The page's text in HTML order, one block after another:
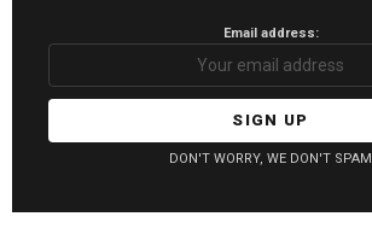
Email address:
DON'T WORRY, WE DON'T SPAM